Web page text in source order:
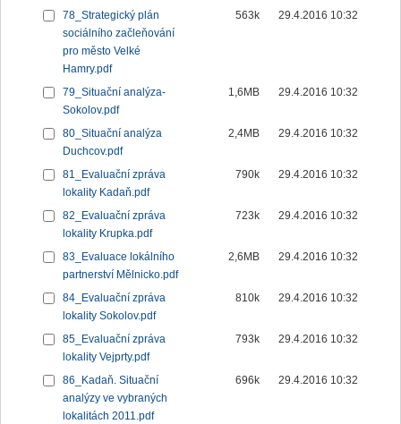
78_Strategický plán
sociálního začleňování
pro město Velké
Hamry.pdf
563k 29.4.2016 10:32
79_Situační analýza-
Sokolov.pdf
1,6MB 29.4.2016 10:32
80_Situační analýza
Duchcov.pdf
2,4MB 29.4.2016 10:32
81_Evaluační zpráva
lokality Kadaň.pdf
790k 29.4.2016 10:32
82_Evaluační zpráva
lokality Krupka.pdf
723k 29.4.2016 10:32
83_Evaluace lokálního
partnerství Mělnicko.pdf
2,6MB 29.4.2016 10:32
84_Evaluační zpráva
lokality Sokolov.pdf
810k 29.4.2016 10:32
85_Evaluační zpráva
lokality Vejprty.pdf
793k 29.4.2016 10:32
86_Kadaň. Situační
analýzy ve vybraných
lokalitách 2011.pdf
696k 29.4.2016 10:32